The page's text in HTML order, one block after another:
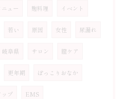
ニュー 麹料理 イベント
若い 原因 女性 尿漏れ
岐阜県 サロン 膣ケア
更年期 ぽっこりおなか
ップ EMS